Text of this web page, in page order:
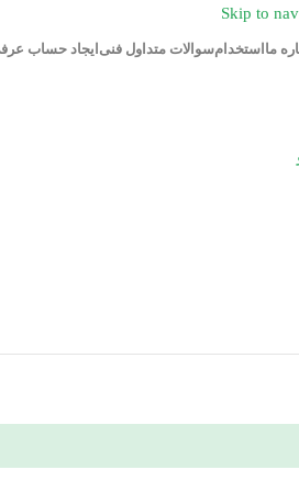
Skip to
ما استخدامسوالات متداول فنی ایجاد حساب